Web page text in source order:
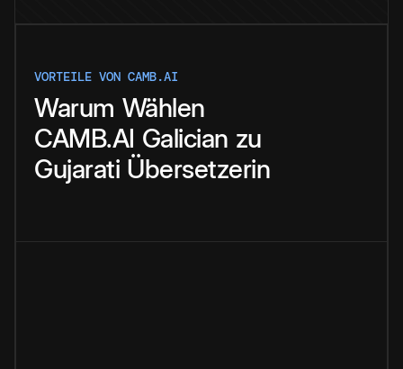
VORTEILE VON CAMB.AI
Warum Wählen
CAMB.AI Galician zu
Gujarati Übersetzerin